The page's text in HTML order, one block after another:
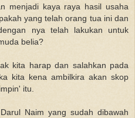
menjadi kaya raya hasil usaha
yang telah orang tua ini dan
nya telah lakukan untuk
belia?
kita harap dan salahkan pada
kita kena ambilkira akan skop
itu.
Naim yang sudah dibawah